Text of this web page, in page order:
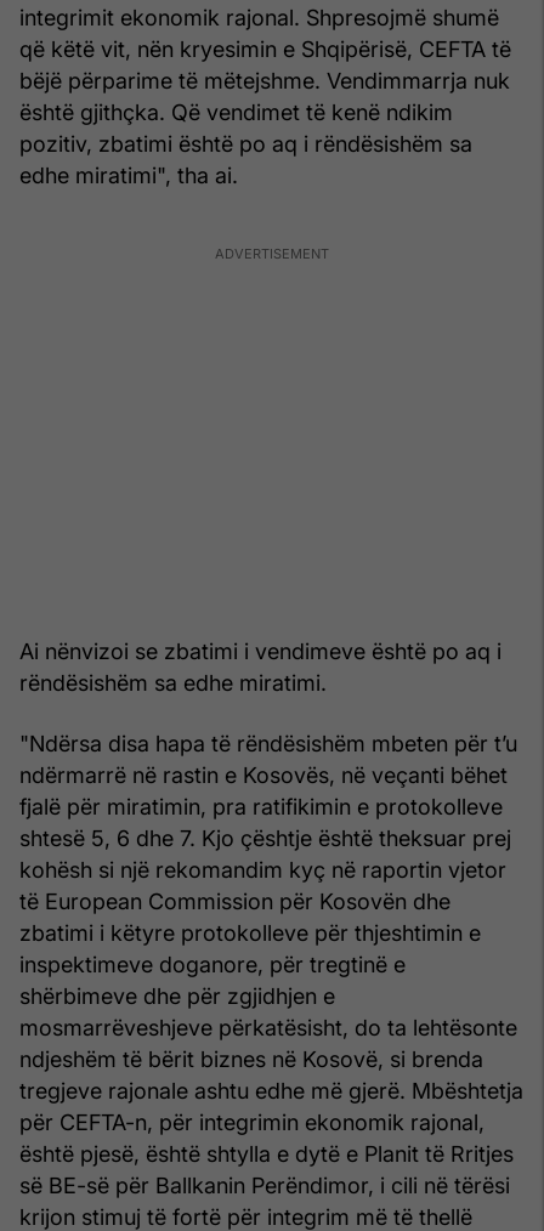
integrimit ekonomik rajonal. Shpresojmë shumë
që këtë vit, nën kryesimin e Shqipërisë, CEFTA të
bëjë përparime të mëtejshme. Vendimmarrja nuk
është gjithçka. Që vendimet të kenë ndikim
pozitiv, zbatimi është po aq i rëndësishëm sa
edhe miratimi", tha ai.
Ai nënvizoi se zbatimi i vendimeve është po aq i
rëndësishëm sa edhe miratimi.
"Ndërsa disa hapa të rëndësishëm mbeten për t’u
ndërmarrë në rastin e Kosovës, në veçanti bëhet
fjalë për miratimin, pra ratifikimin e protokolleve
shtesë 5, 6 dhe 7. Kjo çështje është theksuar prej
kohësh si një rekomandim kyç në raportin vjetor
të European Commission për Kosovën dhe
zbatimi i këtyre protokolleve për thjeshtimin e
inspektimeve doganore, për tregtinë e
shërbimeve dhe për zgjidhjen e
mosmarrëveshjeve përkatësisht, do ta lehtësonte
ndjeshëm të bërit biznes në Kosovë, si brenda
tregjeve rajonale ashtu edhe më gjerë. Mbështetja
për CEFTA-n, për integrimin ekonomik rajonal,
është pjesë, është shtylla e dytë e Planit të Rritjes
së BE-së për Ballkanin Perëndimor, i cili në tërësi
krijon stimuj të fortë për integrim më të thellë